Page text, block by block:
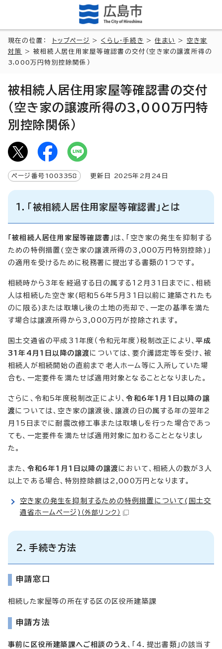
現在の位置： トップページ > くらし・手続き >住まい > 空き家
対策
> 被相続人居住用家屋等確認書の交付（空き家の譲渡所得の
3,000万円特別控除関係）
被相続人居住用家屋等確認書の交付
（空き家の譲渡所得の3,000万円特
別控除関係）
ページ番号 1003358 更新日 2025年2月 24 日
1．「被相続人居住用家屋等確認書」とは
「被相続人居住用家屋等確認書」 は、「空き家の発生を抑制する
ための特例措置(空き家の譲渡所得の3,000万円特別控除)」
の適用を受けるために税務署に提出する書類の1つです。
相続時から3年を経過する日の属する12月31日までに、相続
人は相続した空き家(昭和56年5月31日以前に建築されたも
のに限る)または取壊し後の土地の売却で、一定の基準を満た
す場合は譲渡所得から3,000万円が控除されます。
国土交通省の平成31年度（令和元年度）税制改正により、平成
31年4月1日以降の譲渡については、要介護認定等を受け、被
相続人が相続開始の直前まで老人ホーム等に入所していた場
合も、一定要件を満たせば適用対象となることとなりました。
さらに、令和5年度税制改正により、令和6年1月1日以降の譲
渡については、空き家の譲渡後、譲渡の日の属する年の翌年2
月15日までに耐震改修工事または取壊しを行った場合であっ
ても、一定要件を満たせば適用対象に加わることとなりまし
た。
また、 令和6年1月1日以降の譲渡において、相続人の数が3人
以上である場合、特別控除額は2,000万円となります。
空き家の発生を抑制するための特例措置について(国土交
通省ホームページ) （外部リンク）
2．手続き方法
申請窓口
相続した家屋等の所在する区の区役所建築課
申請方法
事前に区役所建築課へご相談のうえ 、「4．提出書類」の該当す